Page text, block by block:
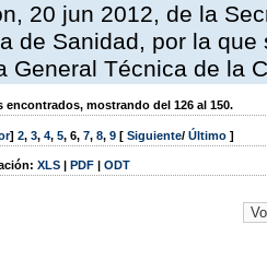
20 jun 2012, de la
de Sanidad, por la
General Técnica de la
encontrados, mostrando del 126 al 150.
] 2, 3, 4, 5, 6, 7, 8, 9 [ Siguiente/ Último ]
XLS | PDF | ODT